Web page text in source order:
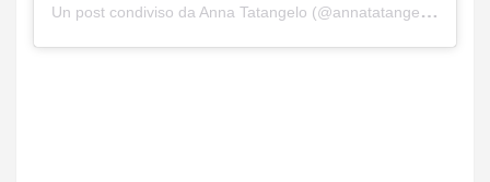
Un post condiviso da Anna Tatangelo (@annatatangeloofficial)